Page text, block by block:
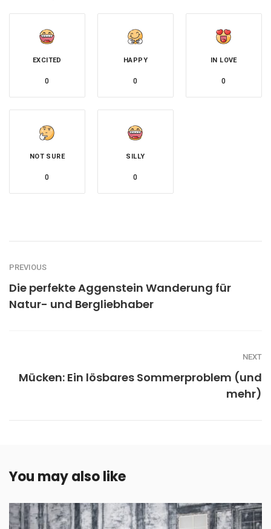
EXCITED
0
HAPPY
0
IN LOVE
0
NOT SURE
0
SILLY
0
PREVIOUS
Die perfekte Aggenstein Wanderung für
Natur- und Bergliebhaber
NEXT
Mücken: Ein lösbares Sommerproblem (und
mehr)
You may also like